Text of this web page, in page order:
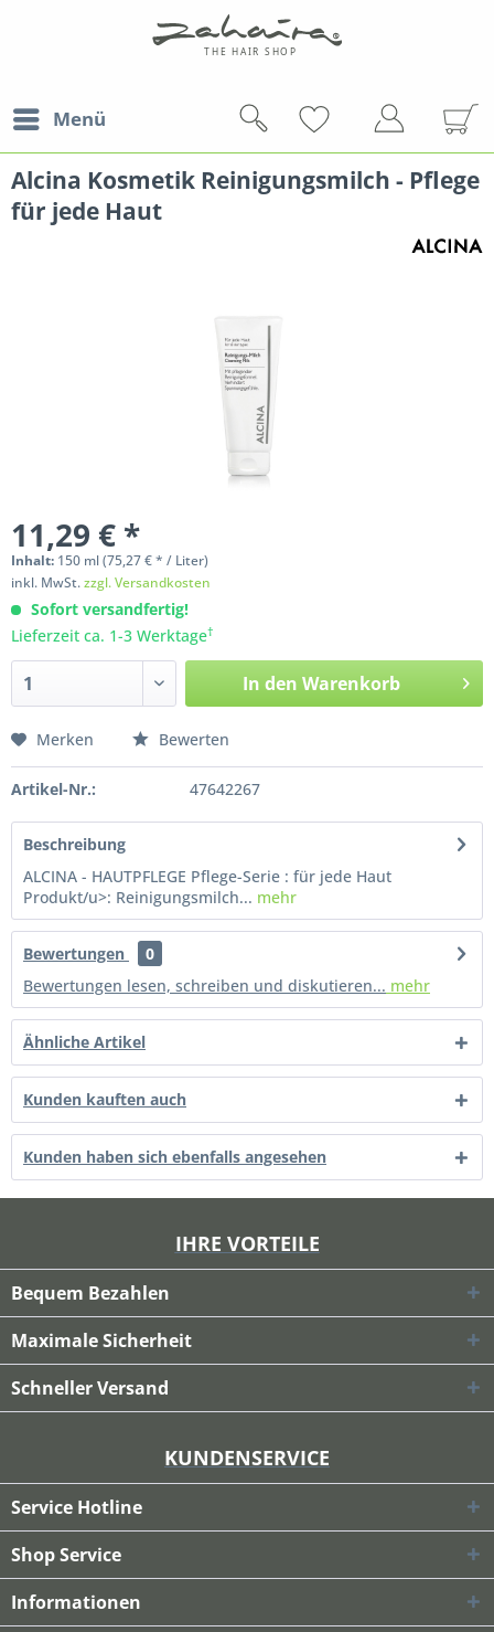
Menü
Alcina Kosmetik Reinigungsmilch - Pflege
für jede Haut
11,29 € *
Inhalt: 150 ml(75,27 € * / Liter)
inkl. MwSt.zzgl. Versandkosten
Sofort versandfertig!
Lieferzeit ca. 1-3 Werktage†
In den Warenkorb
Merken Bewerten
Artikel-Nr.: 47642267
Beschreibung
ALCINA - HAUTPFLEGE Pflege-Serie : für jede Haut
Produkt/u>: Reinigungsmilch... mehr
Bewertungen
0
Bewertungen lesen, schreiben und diskutieren... mehr
Ähnliche Artikel
Kunden kauften auch
Kunden haben sich ebenfalls angesehen
IHRE VORTEILE
Bequem Bezahlen
Maximale Sicherheit
Schneller Versand
KUNDENSERVICE
Service Hotline
Shop Service
Informationen